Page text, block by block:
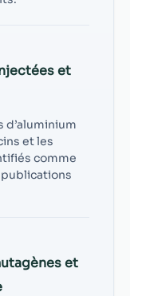
et
d’aluminium
et les
comme
et